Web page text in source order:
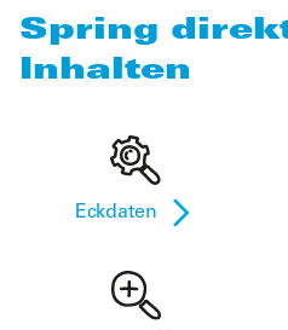
Spring
Inhalten
Eckdaten